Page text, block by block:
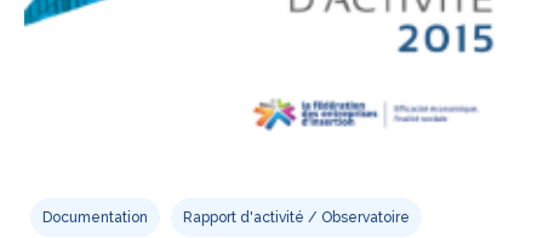
Documentation Rapport d'activité / Observatoire